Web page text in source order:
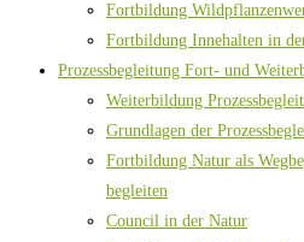
Fortbildung
Fortbildung Innehalten in
Prozessbegleitung Fort- und
Weiterbildung
Grundlagen der
Fortbildung Natur als
begleiten
Council in der Natur